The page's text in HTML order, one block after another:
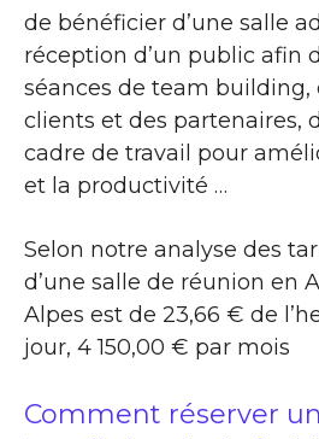
de bénéficier d’une salle
réception d’un public afin
séances de team building,
clients et des partenaires,
cadre de travail pour
et la productivité …
Selon notre analyse des
d’une salle de réunion en
Alpes est de 23,66 € de
jour, 4 150,00 € par mois
Comment réserver